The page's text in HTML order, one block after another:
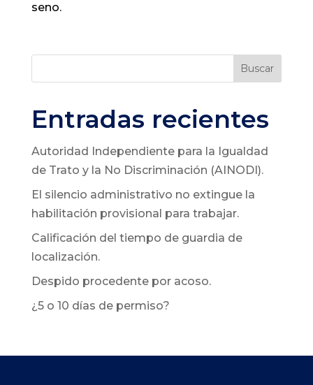
seno.
Buscar
Entradas recientes
Autoridad Independiente para la Igualdad
de Trato y la No Discriminación (AINODI).
El silencio administrativo no extingue la
habilitación provisional para trabajar.
Calificación del tiempo de guardia de
localización.
Despido procedente por acoso.
¿5 o 10 días de permiso?